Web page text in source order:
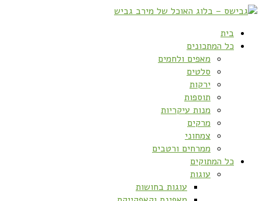
בית
כל המתכונים
מאפים ולחמים
סלטים
ירקות
תוספות
מנות עיקריות
מרקים
צמחוני
ממרחים ורטבים
כל המתוקים
עוגות
עוגות בחושות